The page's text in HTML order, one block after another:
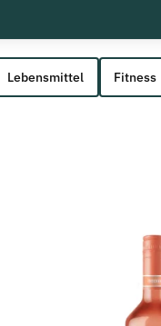
Lebensmittel Fitness